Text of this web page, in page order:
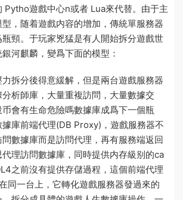
Pytho遊戲中心n或者 Lua來代替。由于主
，随着遊戲内容的增加，傳統單服務器
瓶頸。于玩家兇猛是有人開始拆分遊戲世
銀河麒麟 ，變爲下面的模型：
分後得意緩解，但是兩台遊戲服務器
分析師庫，大量重複訪問，大量數據交
會有生命危險嗎數據庫成爲下一個瓶
庫前端代理(DB Proxy)，遊戲服務器不
問數據庫而是訪問代理，再有服務端返回
代理訪問數據庫，同時提供内存級别的ca
之前沒有提供存儲過程，這個前端代理
同一台上，它轉化遊戲服務器發過來的